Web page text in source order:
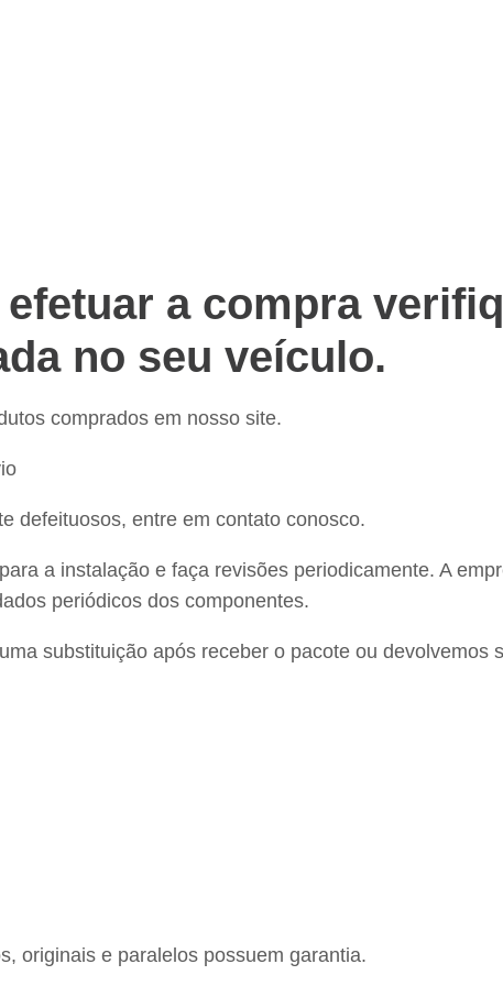
efetuar a compra
no seu veículo.
comprados em nosso site.
defeituosos, entre em contato conosco.
a instalação e faça revisões periodicamente. A
periódicos dos componentes.
substituição após receber o pacote ou devolvemos
originais e paralelos possuem garantia.